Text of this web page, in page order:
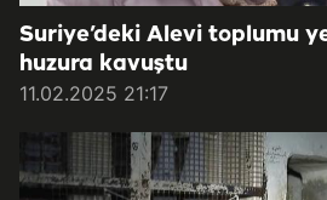
Suriye’deki Alevi toplumu
huzura kavuştu
11.02.2025 21:17